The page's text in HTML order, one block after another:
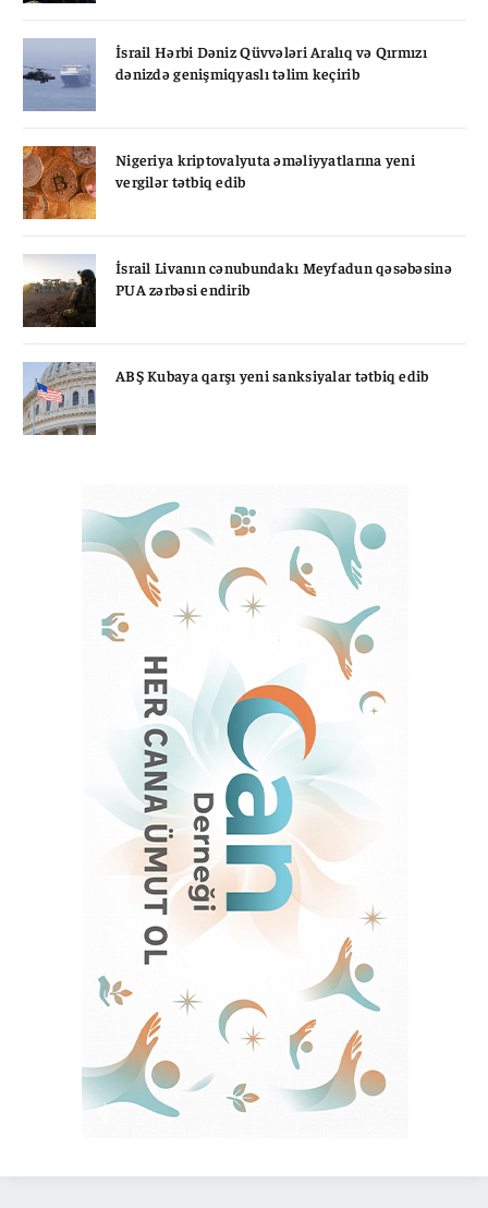
İsrail Hərbi Dəniz Qüvvələri Aralıq və Qırmızı
dənizdə genişmiqyaslı təlim keçirib
Nigeriya kriptovalyuta əməliyyatlarına yeni
vergilər tətbiq edib
İsrail Livanın cənubundakı Meyfadun qəsəbəsinə
PUA zərbəsi endirib
ABŞ Kubaya qarşı yeni sanksiyalar tətbiq edib